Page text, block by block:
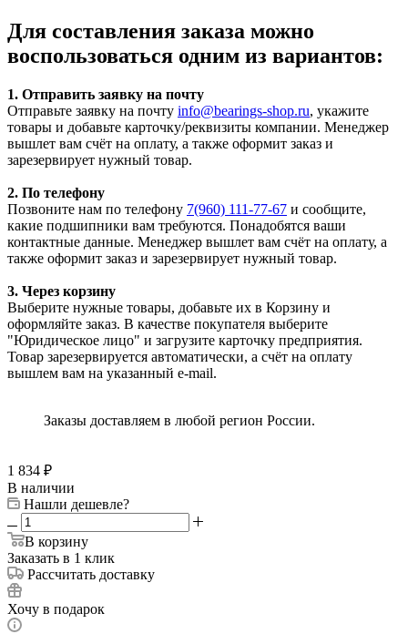
Для составления заказа можно
воспользоваться одним из вариантов:
1. Отправить заявку на почту
Отправьте заявку на почту info@bearings-shop.ru, укажите
товары и добавьте карточку/реквизиты компании. Менеджер
вышлет вам счёт на оплату, а также оформит заказ и
зарезервирует нужный товар.
2. По телефону
Позвоните нам по телефону 7(960) 111-77-67 и сообщите,
какие подшипники вам требуются. Понадобятся ваши
контактные данные. Менеджер вышлет вам счёт на оплату, а
также оформит заказ и зарезервирует нужный товар.
3. Через корзину
Выберите нужные товары, добавьте их в Корзину и
оформляйте заказ. В качестве покупателя выберите
"Юридическое лицо" и загрузите карточку предприятия.
Товар зарезервируется автоматически, а счёт на оплату
вышлем вам на указанный e-mail.
Заказы доставляем в любой регион России.
1 834 ₽
В наличии
Нашли дешевле?
В корзину
Заказать в 1 клик
Рассчитать доставку
Хочу в подарок